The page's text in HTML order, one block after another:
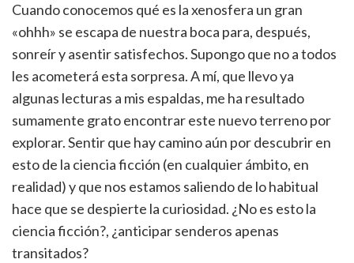
Cuando conocemos qué es la xenosfera un gran
«ohhh» se escapa de nuestra boca para, después,
sonreír y asentir satisfechos. Supongo que no a todos
les acometerá esta sorpresa. A mí, que llevo ya
algunas lecturas a mis espaldas, me ha resultado
sumamente grato encontrar este nuevo terreno por
explorar. Sentir que hay camino aún por descubrir en
esto de la ciencia ficción (en cualquier ámbito, en
realidad) y que nos estamos saliendo de lo habitual
hace que se despierte la curiosidad. ¿No es esto la
ciencia ficción?, ¿anticipar senderos apenas
transitados?